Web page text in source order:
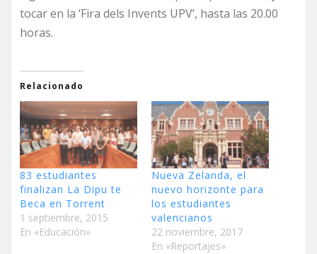
tocar en la ‘Fira dels Invents UPV’, hasta las 20.00
horas.
Relacionado
83 estudiantes
finalizan La Dipu te
Beca en Torrent
1 septiembre, 2015
En «Educación»
Nueva Zelanda, el
nuevo horizonte para
los estudiantes
valencianos
22 noviembre, 2017
En «Reportajes»